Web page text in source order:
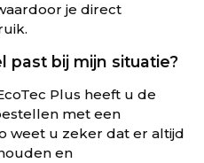
je direct
past bij mijn situatie?
Plus heeft u de
met een
weet u zeker dat er altijd
en